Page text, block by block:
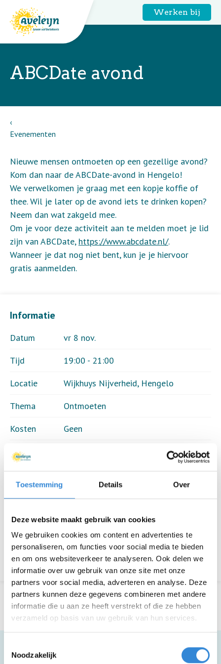
Toestemming Details Over
Deze website maakt gebruik van cookies
We gebruiken cookies om content en advertenties te
personaliseren, om functies voor social media te bieden
en om ons websiteverkeer te analyseren. Ook delen we
informatie over uw gebruik van onze site met onze
partners voor social media, adverteren en analyse. Deze
partners kunnen deze gegevens combineren met andere
informatie die u aan ze heeft verstrekt of die ze hebben
verzameld op basis van uw gebruik van hun services.
Noodzakelijk
Werken bij
ABCDate avond
Evenementen
Informatie
Datum
vr 8 nov.
Tijd
19:00 - 21:00
Locatie
Wijkhuys Nijverheid, Hengelo
Thema
Ontmoeten
Kosten
Geen
Deelnemers
Aanmelden is niet meer mogelijk.
Terug naar het overzicht
Nieuwe mensen ontmoeten op een gezellige avond?
Kom dan naar de ABCDate-avond in Hengelo!
We verwelkomen je graag met een kopje koffie of
thee. Wil je later op de avond iets te drinken kopen?
Neem dan wat zakgeld mee.
Om je voor deze activiteit aan te melden moet je lid
zijn van ABCDate, https://www.abcdate.nl/.
Wanneer je dat nog niet bent, kun je je hiervoor
gratis aanmelden.